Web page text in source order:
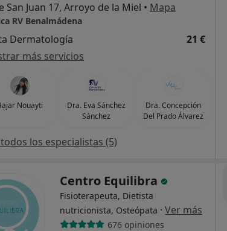
San Juan 17, Arroyo de la Miel • Mapa
RV Benalmádena
Dermatología
21 €
más servicios
Nouayti
Dra. Eva Sánchez
Sánchez
Dra. Concepción
Del Prado Álvarez
los especialistas (5)
Centro Equilibra
Fisioterapeuta, Dietista
nutricionista, Osteópata · Ver más
676 opiniones